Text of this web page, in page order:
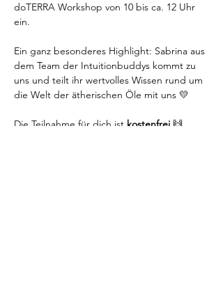
doTERRA Workshop von 10 bis ca. 12 Uhr
ein.
Ein ganz besonderes Highlight: Sabrina aus
dem Team der Intuitionbuddys kommt zu
uns und teilt ihr wertvolles Wissen rund um
die Welt der ätherischen Öle mit uns 💛
Die Teilnahme für dich ist kostenfrei 🙌